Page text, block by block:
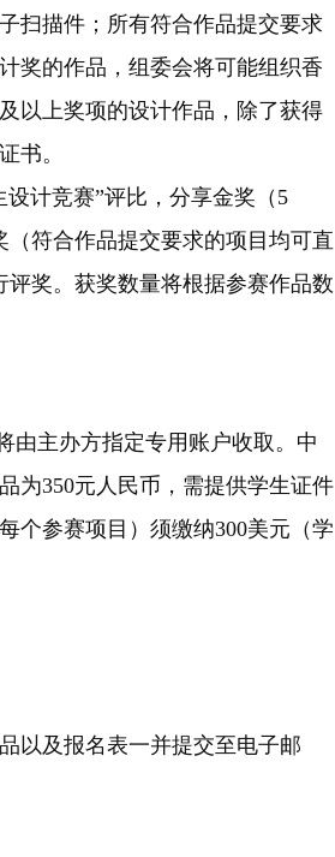
扫描件；所有符合作品提交要求
奖的作品，组委会将可能组织香
以上奖项的设计作品，除了获得
书。
计竞赛”评比，分享金奖（5
符合作品提交要求的项目均可直
奖。获奖数量将根据参赛作品数
由主办方指定专用账户收取。中
为350元人民币，需提供学生证件
个参赛项目）须缴纳300美元（学
以及报名表一并提交至电子邮